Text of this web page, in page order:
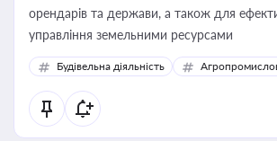
орендарів та держави, а також для
управління земельними ресурсами
Будівельна діяльність